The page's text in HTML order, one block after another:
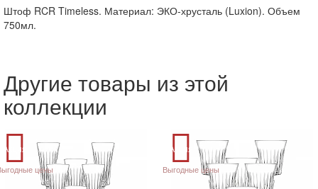
Штоф RCR Timeless. Материал: ЭКО-хрусталь (Luxion). Объем
750мл.
Другие товары из этой
коллекции
Акция
цены
Акция
Выгодные цены